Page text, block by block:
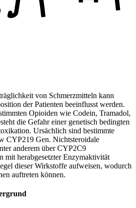
von Schmerzmitteln kann
der Patienten beeinflusst werden.
Opioiden wie Codein, Tramadol,
die Gefahr einer genetisch bedingten
Ursächlich sind bestimmte
CYP219 Gen. Nichtsteroidale
anderem über CYP2C9
mit herabgesetzter Enzymaktivität
dieser Wirkstoffe aufweisen, wodurch
auftreten können.